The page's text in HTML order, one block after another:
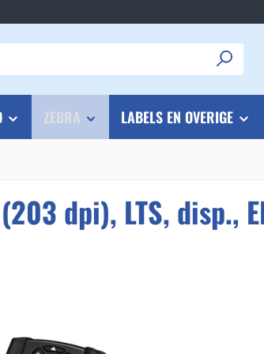
ZEBRA LABELS EN OVERIGE
dpi), LTS, disp.,